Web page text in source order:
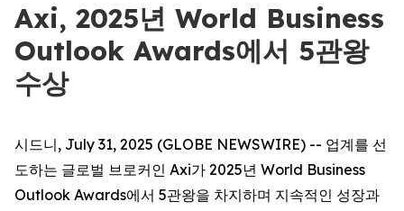
Axi, 2025년 World Business
Outlook Awards에서 5관왕
수상
시드니, July 31, 2025 (GLOBE NEWSWIRE) -- 업계를 선
도하는 글로벌 브로커인 Axi가 2025년 World Business
Outlook Awards에서 5관왕을 차지하며 지속적인 성장과